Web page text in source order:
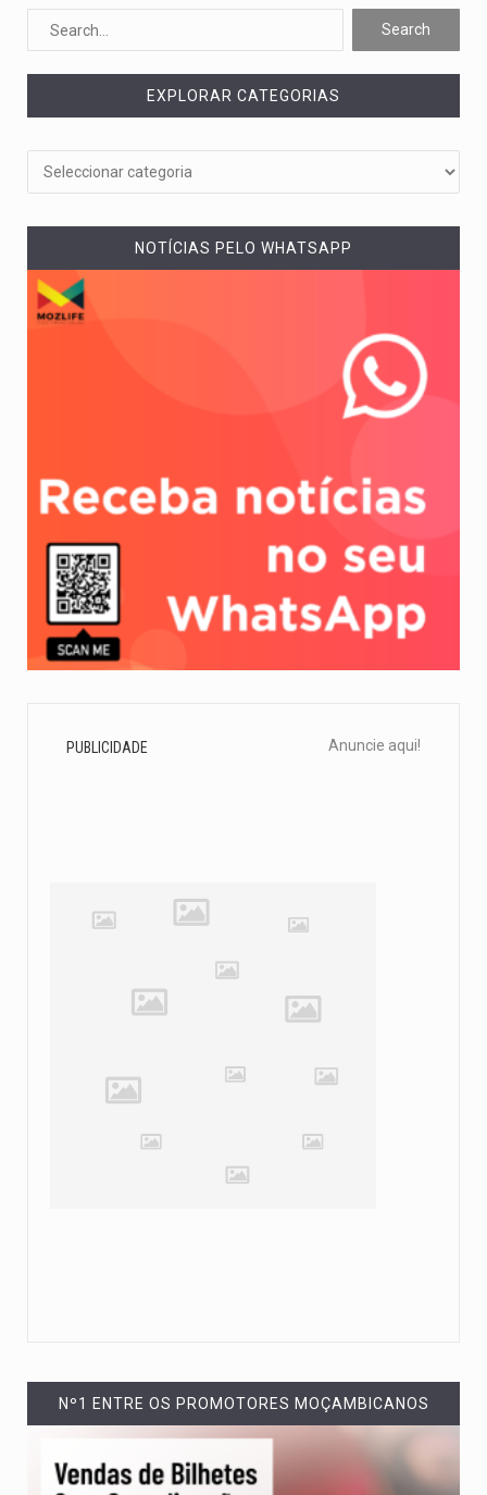
De acordo com as autoridades de saúde da Faixa de…
A polícia moçambicana anunciou a detenção de mais um suspeito…
EXPLORAR CATEGORIAS
NOTÍCIAS PELO WHATSAPP
PUBLICIDADE Anuncie aqui!
Nº1 ENTRE OS PROMOTORES MOÇAMBICANOS